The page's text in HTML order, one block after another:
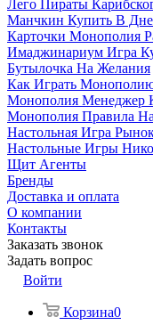
Лего Пираты
Манчкин Купить В
Карточки Монополия
Имаджинариум Игра
Бутылочка На Желания
Как Играть
Монополия Менеджер
Монополия Правила
Настольная Игра
Настольные Игры
Щит Агенты
Бренды
Доставка и оплата
О компании
Контакты
Заказать звонок
Задать вопрос
Войти
Корзина0